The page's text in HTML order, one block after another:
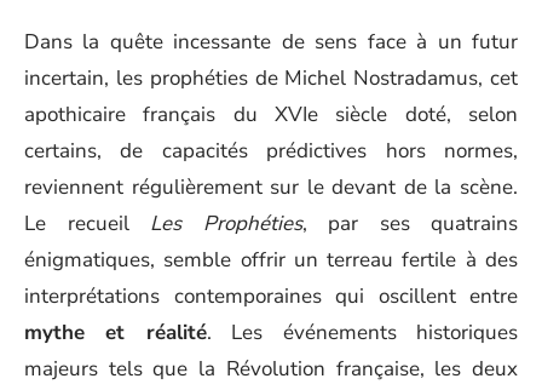
Dans la quête incessante de sens face à un futur
incertain, les prophéties de Michel Nostradamus, cet
apothicaire français du XVIe siècle doté, selon
certains, de capacités prédictives hors normes,
reviennent régulièrement sur le devant de la scène.
Le recueil Les Prophéties, par ses quatrains
énigmatiques, semble offrir un terreau fertile à des
interprétations contemporaines qui oscillent entre
mythe et réalité. Les événements historiques
majeurs tels que la Révolution française, les deux